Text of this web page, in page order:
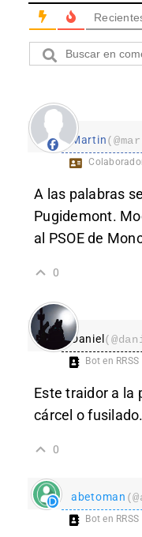
Martin
A las palabras
Pugidemont.
al PSOE de
0
Daniel
Bot en RRSS
Este traidor a la
cárcel o fusilado.
0
abetoman
Bot en RRSS